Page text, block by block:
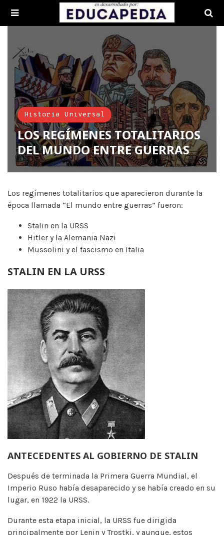
Historia Universal
LOS REGÍMENES TOTALITARIOS
DEL MUNDO ENTRE GUERRAS
Los regímenes totalitarios que aparecieron durante la
época llamada “El mundo entre guerras” fueron:
Stalin en la URSS
Hitler y la Alemania Nazi
Mussolini y el fascismo en Italia
STALIN EN LA URSS
ANTECEDENTES AL GOBIERNO DE STALIN
Después de terminada la Primera Guerra Mundial, el
Imperio Ruso había desaparecido y se había creado en su
lugar, en 1922 la URSS.
Durante esta etapa inicial, la URSS fue dirigida
principalmente por Lenin y Trostki, y aunque, estos